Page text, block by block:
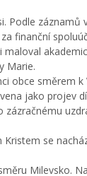
Podle
finanční
Marie.
obce směrem k
jako projev
se
Milevsko.